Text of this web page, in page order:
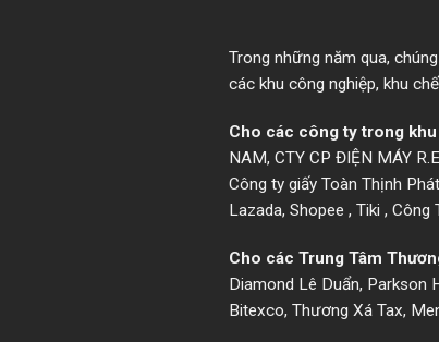
Trong những năm qua,
các khu công nghiệp, khu
Cho các công ty trong
NAM, CTY CP ĐIỆN MÁY
Công ty giấy Toàn Thịnh
Lazada, Shopee , Tiki ,
Cho các Trung Tâm
Diamond Lê Duẩn, Parkson
Bitexco, Thương Xá Tax,